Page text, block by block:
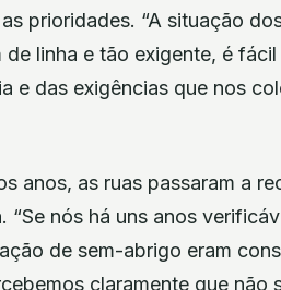
prioridades. “A situação
linha e tão exigente, é
e das exigências que nos
anos, as ruas passaram a
“Se nós há uns anos
de sem-abrigo eram
claramente que não